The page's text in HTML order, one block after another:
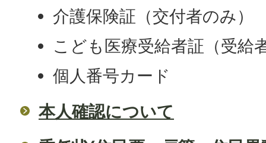
介護保険証（交付者のみ）
こども医療受給者証（受給
個人番号カード
本人確認について